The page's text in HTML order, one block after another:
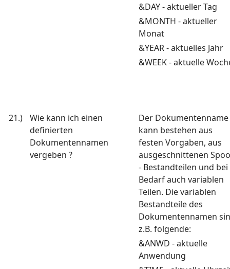
&DAY - aktueller Tag
&MONTH - aktueller
Monat
&YEAR - aktuelles Jahr
&WEEK - aktuelle
21.)
Wie kann ich einen
definierten
Dokumentennamen
vergeben ?
Der Dokumentenname
kann bestehen aus
festen Vorgaben, aus
ausgeschnittenen
- Bestandteilen und bei
Bedarf auch variablen
Teilen. Die variablen
Bestandteile des
Dokumentennamen
z.B. folgende:
&ANWD - aktuelle
Anwendung